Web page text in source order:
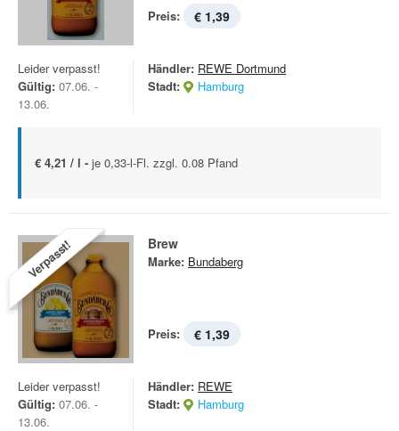
Preis: € 1,39
Leider verpasst!
Gültig: 07.06. -
13.06.
Händler: REWE Dortmund
Stadt:
Hamburg
€ 4,21 / l - je 0,33-l-Fl. zzgl. 0.08 Pfand
Verpasst! Brew
Marke: Bundaberg
Preis: € 1,39
Leider verpasst!
Gültig: 07.06. -
13.06.
Händler: REWE
Stadt:
Hamburg